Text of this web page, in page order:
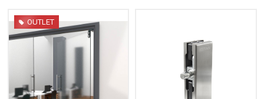
OUTLET